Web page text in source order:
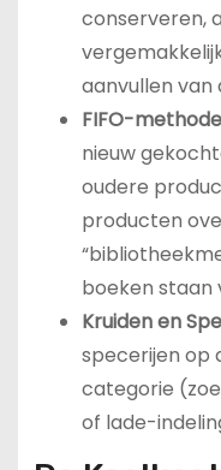
conserveren,
aanvullen van
FIFO-
nieuw
oudere
producten
boeken staan
Kruiden en
specerijen op
categorie
of lade-